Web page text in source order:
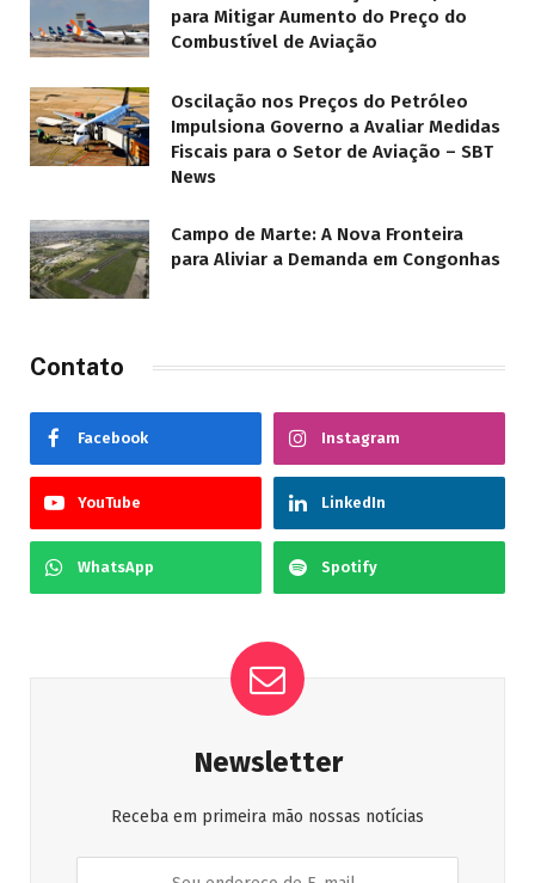
para Mitigar Aumento do Preço do
Combustível de Aviação
Oscilação nos Preços do Petróleo
Impulsiona Governo a Avaliar Medidas
Fiscais para o Setor de Aviação – SBT
News
Campo de Marte: A Nova Fronteira
para Aliviar a Demanda em Congonhas
Contato
Facebook Instagram
YouTube LinkedIn
WhatsApp Spotify
Newsletter
Receba em primeira mão nossas notícias